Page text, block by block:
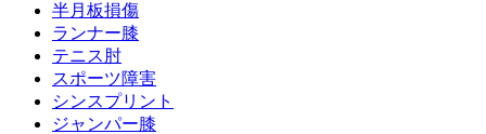
半月板損傷
ランナー膝
テニス肘
スポーツ障害
シンスプリント
ジャンパー膝